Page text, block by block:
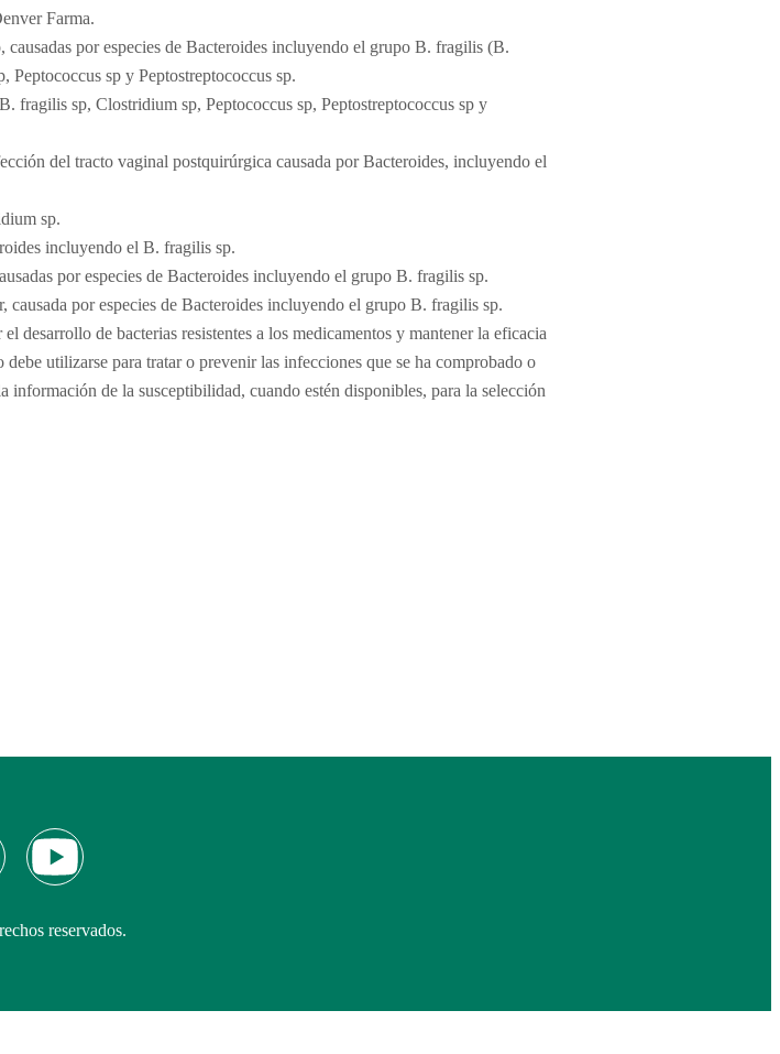
Farma.
por especies de Bacteroides incluyendo el grupo B. fragilis (B.
sp y Peptostreptococcus sp.
fragilis sp, Clostridium sp, Peptococcus sp, Peptostreptococcus sp y
del tracto vaginal postquirúrgica causada por Bacteroides, incluyendo el
sp.
incluyendo el B. fragilis sp.
por especies de Bacteroides incluyendo el grupo B. fragilis sp.
por especies de Bacteroides incluyendo el grupo B. fragilis sp.
desarrollo de bacterias resistentes a los medicamentos y mantener la eficacia
utilizarse para tratar o prevenir las infecciones que se ha comprobado o
información de la susceptibilidad, cuando estén disponibles, para la selección
reservados.